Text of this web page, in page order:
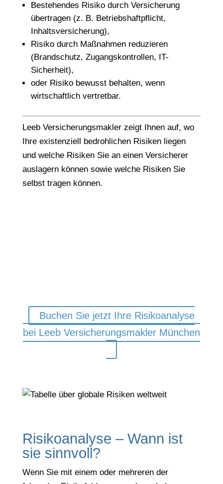
Bestehendes Risiko durch Versicherung
übertragen (z. B. Betriebshaftpflicht,
Inhaltsversicherung),
Risiko durch Maßnahmen reduzieren
(Brandschutz, Zugangskontrollen, IT-
Sicherheit),
oder Risiko bewusst behalten, wenn
wirtschaftlich vertretbar.
Leeb Versicherungsmakler zeigt Ihnen auf, wo
Ihre existenziell bedrohlichen Risiken liegen
und welche Risiken Sie an einen Versicherer
auslagern können sowie welche Risiken Sie
selbst tragen können.
Buchen Sie jetzt Ihre Risikoanalyse
bei Leeb Versicherungsmakler München
Risikoanalyse – Wann ist
sie sinnvoll?
Wenn Sie mit einem oder mehreren der